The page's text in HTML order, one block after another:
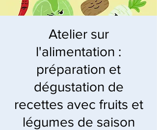
Atelier sur
l'alimentation :
préparation et
dégustation de
recettes avec fruits et
légumes de saison